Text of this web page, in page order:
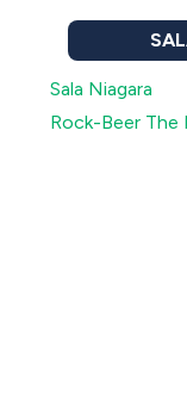
Sala Niagara
Rock-Beer The